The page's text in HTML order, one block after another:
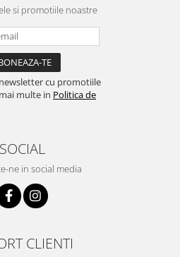
si promotiile noastre
cu promotiile
multe in Politica de
SOCIAL
ne in social media
CLIENTI